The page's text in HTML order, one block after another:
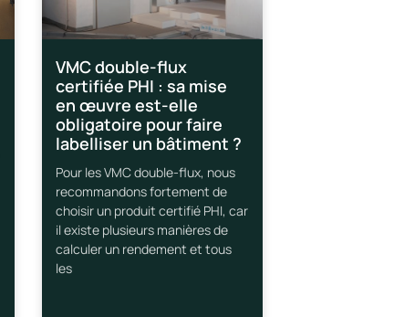
VMC double-flux
certifiée PHI : sa mise
en œuvre est-elle
obligatoire pour faire
labelliser un bâtiment ?
Pour les VMC double-flux, nous
recommandons fortement de
choisir un produit certifié PHI, car
il existe plusieurs manières de
calculer un rendement et tous
les